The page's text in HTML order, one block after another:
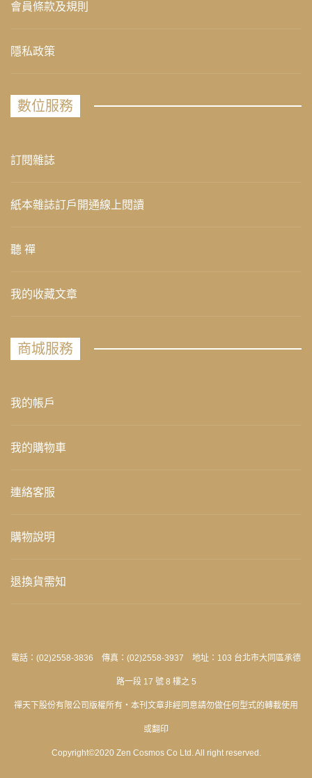
會員條款及規則
隱私政策
數位服務
訂閱雜誌
紙本雜誌訂戶開通線上閱讀
聽 禪
我的收藏文章
商城服務
我的帳戶
我的購物車
連絡客服
購物說明
退換貨需知
電話：(02)2558-3836 傳真：(02)2558-3937 地址：103 台北市大同區承德
路一段 17 號 8 樓之 5
禪天下股份有限公司版權所有‧本刊文章非經同意請勿做任何型式的轉載使用
或翻印
Copyright©2020 Zen Cosmos Co Ltd. All right reserved.